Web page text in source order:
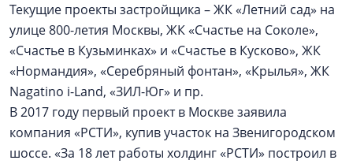
Текущие проекты застройщика – ЖК «Летний сад» на
улице 800-летия Москвы, ЖК «Счастье на Соколе»,
«Счастье в Кузьминках» и «Счастье в Кусково», ЖК
«Нормандия», «Серебряный фонтан», «Крылья», ЖК
Nagatino i-Land, «ЗИЛ-Юг» и пр.
В 2017 году первый проект в Москве заявила
компания «РСТИ», купив участок на Звенигородском
шоссе. «За 18 лет работы холдинг «РСТИ» построил в